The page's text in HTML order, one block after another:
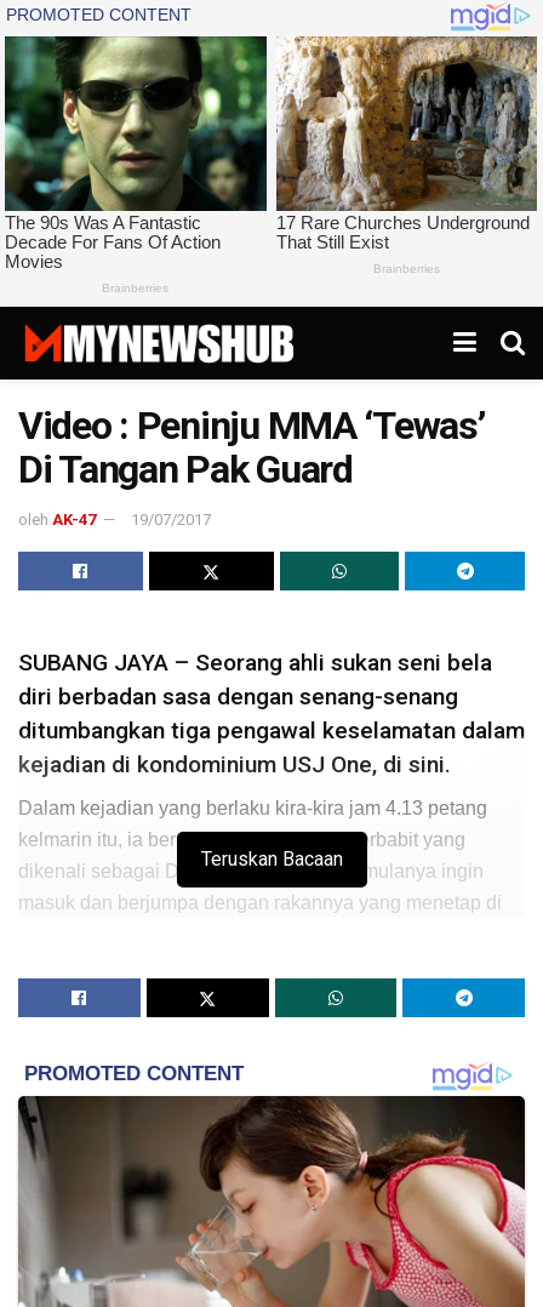
Video : Peninju MMA ‘Tewas’
Di Tangan Pak Guard
oleh AK-47 19/07/2017
SUBANG JAYA – Seorang ahli sukan seni bela
diri berbadan sasa dengan senang-senang
ditumbangkan tiga pengawal keselamatan dalam
kejadian di kondominium USJ One, di sini.
Dalam kejadian yang berlaku kira-kira jam 4.13 petang
kelmarin itu, ia berpunca apabila lelaki terbabit yang
dikenali sebagai Darriush Kha Lili pada mulanya ingin
masuk dan berjumpa dengan rakannya yang menetap di
Bagaimanapun, permintaannya itu tidak dibenarkan oleh
pengawal keselamatan yang bertugas, atas sebab-sebab
laman FacebookDiscover Subang Jaya
Kecewa dengan keputusan pengawal berkenaan, lelaki itu
kemudian cuba mendesak sehingga berlaku pergelutan di
antara mereka.
Teruskan Bacaan